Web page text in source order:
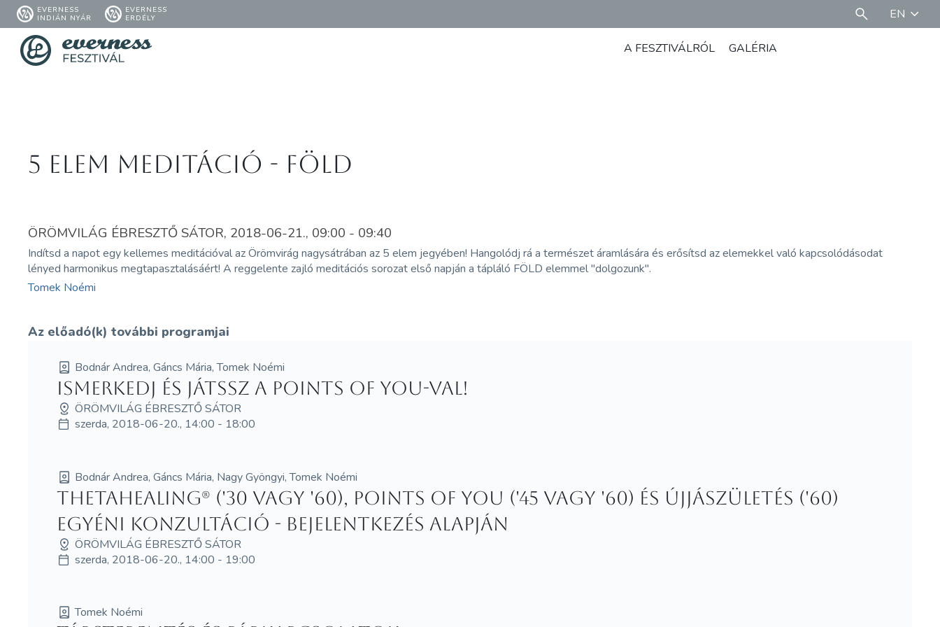
EVERNESS
INDIÁN NYÁR
EVERNESS
ERDÉLY
EN
A FESZTIVÁLRÓL GALÉRIA
5 elem meditáció - Föld
ÖRÖMVILÁG ÉBRESZTŐ SÁTOR, 2018-06-21., 09:00 - 09:40
Indítsd a napot egy kellemes meditációval az Örömvirág nagysátrában az 5 elem jegyében! Hangolódj rá a természet áramlására és erősítsd az elemekkel való kapcsolódásodat
lényed harmonikus megtapasztalásáért! A reggelente zajló meditációs sorozat első napján a tápláló FÖLD elemmel "dolgozunk".
Tomek Noémi
Az előadó(k) további programjai
Bodnár Andrea, Gáncs Mária, Tomek Noémi
Ismerkedj és játssz a Points of You-val!
ÖRÖMVILÁG ÉBRESZTŐ SÁTOR
szerda, 2018-06-20., 14:00 - 18:00
Bodnár Andrea, Gáncs Mária, Nagy Gyöngyi, Tomek Noémi
ThetaHealing® ('30 vagy '60), Points of You ('45 vagy '60) és Újjászületés ('60)
egyéni konzultáció - bejelentkezés alapján
ÖRÖMVILÁG ÉBRESZTŐ SÁTOR
szerda, 2018-06-20., 14:00 - 19:00
Tomek Noémi